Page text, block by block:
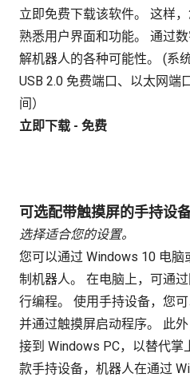
立即免费下载该软件。 这样
熟悉用户界面和功能。 通过
解机器人的各种可能性。 (系
USB 2.0 免费端口、以太网端
间）
立即下载 - 免费
可选配带触摸屏的手持设
选择适合您的设置。
您可以通过 Windows 10 电
制机器人。 在电脑上，可通
行编程。 使用手持设备，您
并通过触摸屏启动程序。 此
接到 Windows PC，以替代掌
款手持设备，机器人在通过